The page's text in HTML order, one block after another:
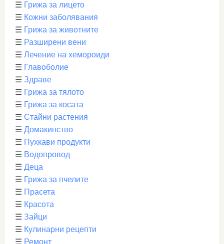
☰ Грижа за лицето
☰ Кожни заболявания
☰ Грижа за животните
☰ Разширени вени
☰ Лечение на хемороиди
☰ Главоболие
☰ Здраве
☰ Грижа за тялото
☰ Грижа за косата
☰ Стайни растения
☰ Домакинство
☰ Пухкави продукти
☰ Водопровод
☰ Деца
☰ Грижа за пчелите
☰ Прасета
☰ Красота
☰ Зайци
☰ Кулинарни рецепти
☰ Ремонт